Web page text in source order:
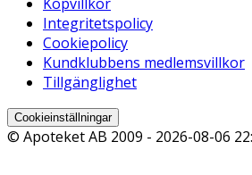
Integritetspolicy
Cookiepolicy
Kundklubbens medlemsvillkor
Tillgänglighet
Cookieinställningar
© Apoteket AB 2009 - 2026-08-06